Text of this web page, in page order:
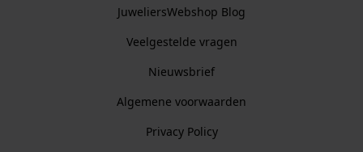
JuweliersWebshop Blog
Veelgestelde vragen
Nieuwsbrief
Algemene voorwaarden
Privacy Policy